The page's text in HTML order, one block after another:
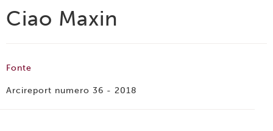
Ciao Maxin
Fonte
Arcireport numero 36 - 2018